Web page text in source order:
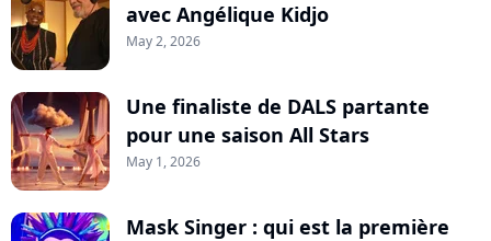
avec Angélique Kidjo
May 2, 2026
Une finaliste de DALS partante
pour une saison All Stars
May 1, 2026
Mask Singer : qui est la première